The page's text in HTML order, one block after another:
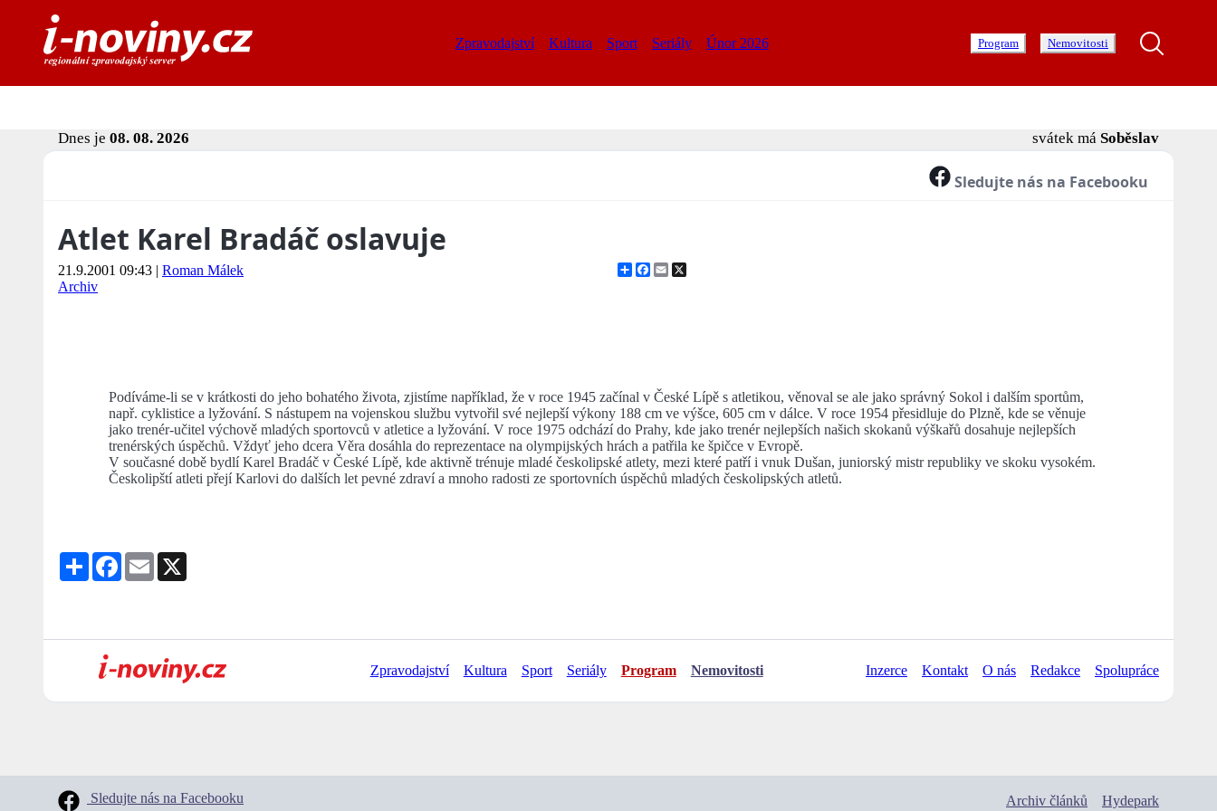
Zpravodajství Kultura Sport Seriály Únor 2026 Program Nemovitosti
Dnes je 08. 08. 2026 svátek má Soběslav
Sledujte nás na Facebooku
Atlet Karel Bradáč oslavuje
21.9.2001 09:43 | Roman Málek
Archiv
ShareFacebook
Email
Podíváme-li se v krátkosti do jeho bohatého života, zjistíme například, že v roce 1945 začínal v České Lípě s atletikou, věnoval se ale jako správný Sokol i dalším sportům,
např. cyklistice a lyžování. S nástupem na vojenskou službu vytvořil své nejlepší výkony 188 cm ve výšce, 605 cm v dálce. V roce 1954 přesidluje do Plzně, kde se věnuje
jako trenér-učitel výchově mladých sportovců v atletice a lyžování. V roce 1975 odchází do Prahy, kde jako trenér nejlepších našich skokanů výškařů dosahuje nejlepších
trenérských úspěchů. Vždyť jeho dcera Věra dosáhla do reprezentace na olympijských hrách a patřila ke špičce v Evropě.
V současné době bydlí Karel Bradáč v České Lípě, kde aktivně trénuje mladé českolipské atlety, mezi které patří i vnuk Dušan, juniorský mistr republiky ve skoku vysokém.
Českolipští atleti přejí Karlovi do dalších let pevné zdraví a mnoho radosti ze sportovních úspěchů mladých českolipských atletů.
Share Facebook
Email
Zpravodajství Kultura Sport Seriály Program Nemovitosti Inzerce Kontakt O nás Redakce Spolupráce
Sledujte nás na Facebooku Archiv článků Hydepark